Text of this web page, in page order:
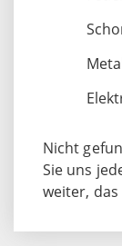
Nicht
Sie uns
weiter,